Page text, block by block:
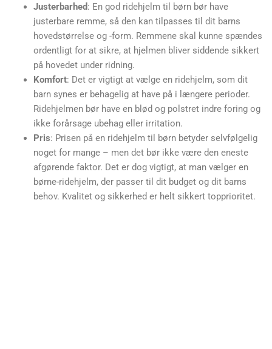
Justerbarhed: En god ridehjelm til børn bør have
justerbare remme, så den kan tilpasses til dit barns
hovedstørrelse og -form. Remmene skal kunne spændes
ordentligt for at sikre, at hjelmen bliver siddende sikkert
på hovedet under ridning.
Komfort: Det er vigtigt at vælge en ridehjelm, som dit
barn synes er behagelig at have på i længere perioder.
Ridehjelmen bør have en blød og polstret indre foring og
ikke forårsage ubehag eller irritation.
Pris: Prisen på en ridehjelm til børn betyder selvfølgelig
noget for mange – men det bør ikke være den eneste
afgørende faktor. Det er dog vigtigt, at man vælger en
børne-ridehjelm, der passer til dit budget og dit barns
behov. Kvalitet og sikkerhed er helt sikkert topprioritet.